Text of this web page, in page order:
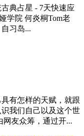
典占星 - 7天快速应
学院 何炎桐Tom老
习岛...
有怎样的天赋，就跟
我们自己以及这个世
友众筹，通过开...